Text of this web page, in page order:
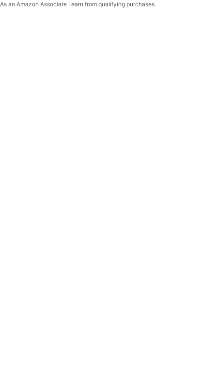
As an Amazon Associate I earn from qualifying purchases.